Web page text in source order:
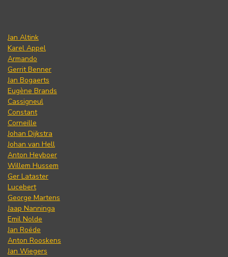
Jan Altink
Karel Appel
Armando
Gerrit Benner
Jan Bogaerts
Eugène Brands
Cassigneul
Constant
Corneille
Johan Dijkstra
Johan van Hell
Anton Heyboer
Willem Hussem
Ger Lataster
Lucebert
George Martens
Jaap Nanninga
Emil Nolde
Jan Roëde
Anton Rooskens
Jan Wiegers